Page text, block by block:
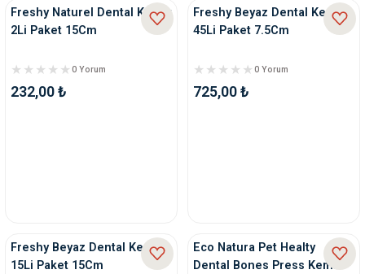
Freshy Naturel Dental Kemik
2Li Paket 15Cm
0 Yorum
232,00 ₺
Freshy Beyaz Dental Kemik
45Li Paket 7.5Cm
0 Yorum
725,00 ₺
Freshy Beyaz Dental Kemik
15Li Paket 15Cm
Eco Natura Pet Healty
Dental Bones Press Kemik